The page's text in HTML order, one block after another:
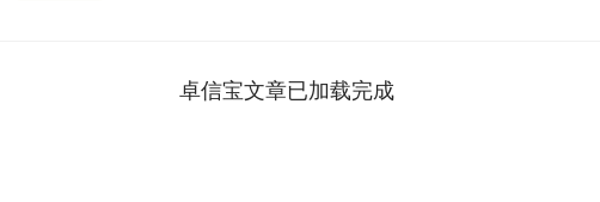
卓信宝文章已加载完成